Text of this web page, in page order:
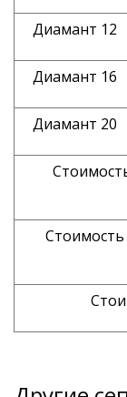
Диамант 12
Диамант 16
Диамант 20